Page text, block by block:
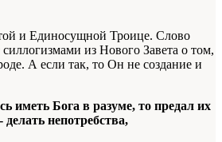
и Единосущной Троице. Слово
из Нового Завета о том,
А если так, то Он не создание и
иметь Бога в разуме, то предал их
непотребства,